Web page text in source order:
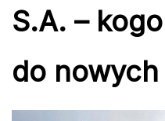
S.A. –
do nowych